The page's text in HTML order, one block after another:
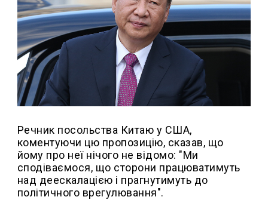
Речник посольства Китаю у США,
коментуючи цю пропозицію, сказав, що
йому про неї нічого не відомо: "Ми
сподіваємося, що сторони працюватимуть
над деескалацією і прагнутимуть до
політичного врегулювання".